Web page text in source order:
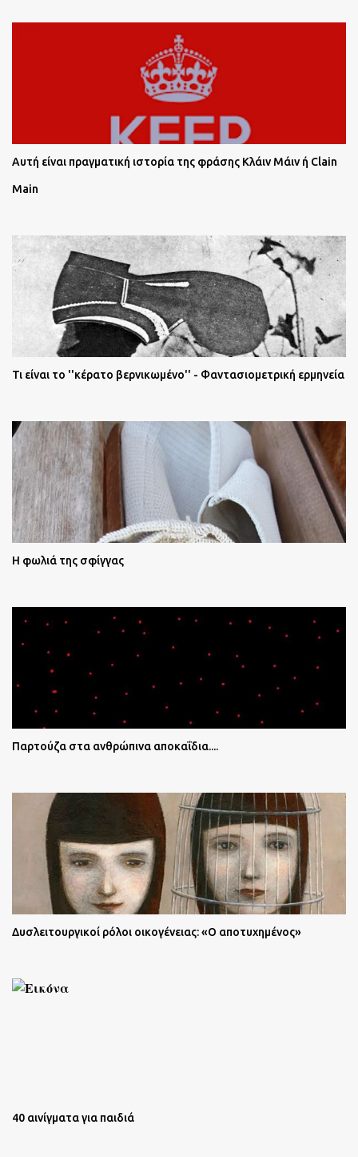
Αυτή είναι πραγματική ιστορία της φράσης Κλάιν Μάιν ή Clain
Main
Τι είναι το ''κέρατο βερνικωμένο'' - Φαντασιομετρική ερμηνεία
Η φωλιά της σφίγγας
Παρτούζα στα ανθρώπινα αποκαΐδια....
Δυσλειτουργικοί ρόλοι οικογένειας: «Ο αποτυχημένος»
40 αινίγματα για παιδιά